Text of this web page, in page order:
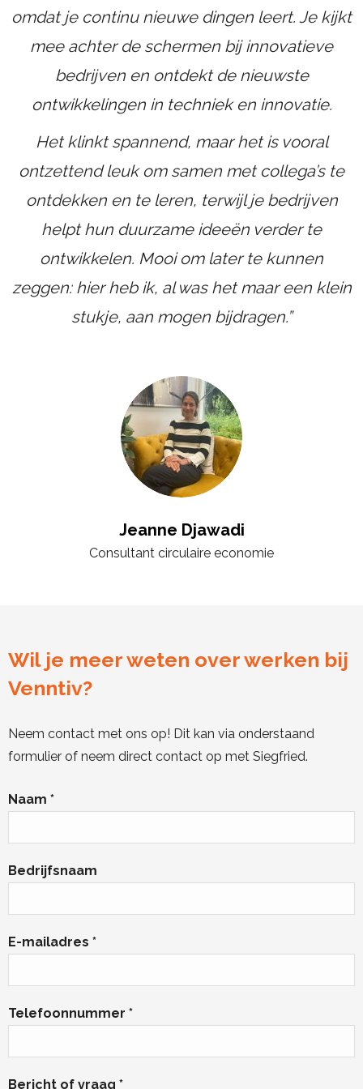
omdat je continu nieuwe dingen leert. Je kijkt
mee achter de schermen bij innovatieve
bedrijven en ontdekt de nieuwste
ontwikkelingen in techniek en innovatie.
Het klinkt spannend, maar het is vooral
ontzettend leuk om samen met collega’s te
ontdekken en te leren, terwijl je bedrijven
helpt hun duurzame ideeën verder te
ontwikkelen. Mooi om later te kunnen
zeggen: hier heb ik, al was het maar een klein
stukje, aan mogen bijdragen.”
Jeanne Djawadi
Consultant circulaire economie
Wil je meer weten over werken bij
Venntiv?
Neem contact met ons op! Dit kan via onderstaand
formulier of neem direct contact op met Siegfried.
Naam *
Bedrijfsnaam
E-mailadres *
Telefoonnummer *
Bericht of vraag *